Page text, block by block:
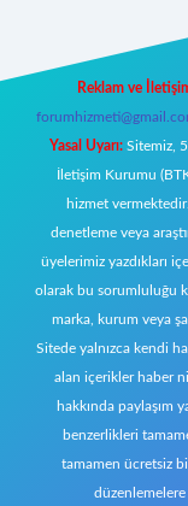
Reklam ve
Yasal Uyarı: Sitemiz,
İletişim Kurumu
hizmet
denetleme veya
üyelerimiz yazdıkları
olarak bu sorumluluğu
marka, kurum veya
Sitede yalnızca kendi
alan içerikler haber
hakkında paylaşım
benzerlikleri
tamamen ücretsiz